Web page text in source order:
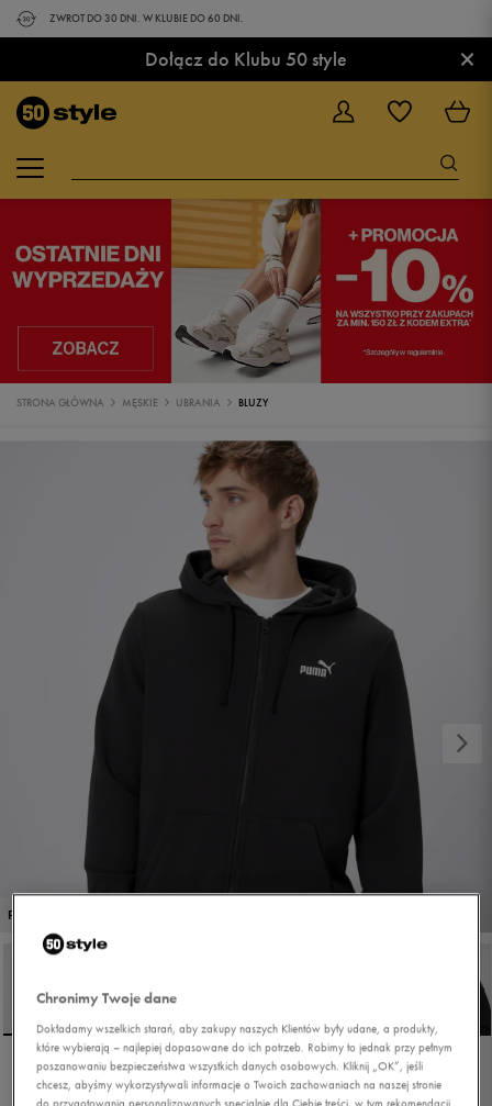
ZWROT DO 30 DNI. W KLUBIE DO 60 DNI.
Dołącz do Klubu 50 style ×
STRONA GŁÓWNA MĘSKIE UBRANIA BLUZY
PROMO: DO -30%
PUMA BLUZA ROZPINANA
Chronimy Twoje dane
Dokładamy wszelkich starań, aby zakupy naszych Klientów były udane, a produkty,
które wybierają – najlepiej dopasowane do ich potrzeb. Robimy to jednak przy pełnym
poszanowaniu bezpieczeństwa wszystkich danych osobowych. Kliknij „OK”, jeśli
chcesz, abyśmy wykorzystywali informacje o Twoich zachowaniach na naszej stronie
do przygotowania personalizowanych specjalnie dla Ciebie treści, w tym rekomendacji